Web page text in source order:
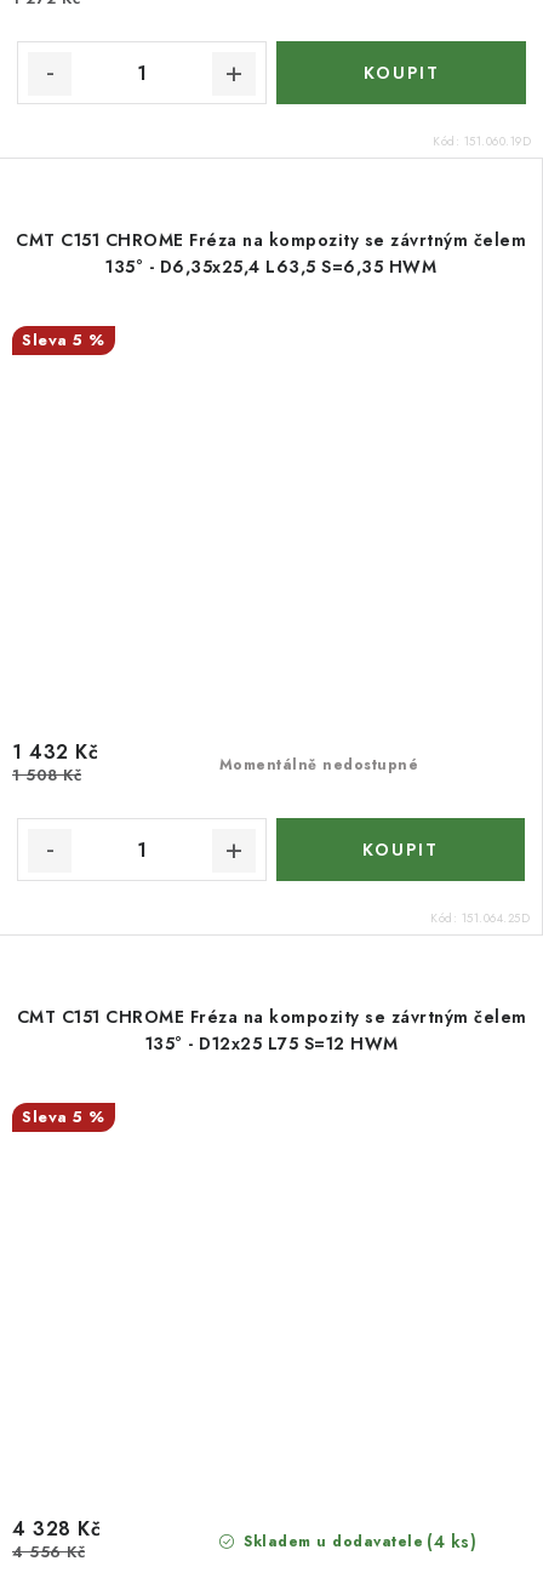
Kód: 151.060.19D
CMT C151 CHROME Fréza na kompozity se závrtným čelem
135° - D6,35x25,4 L63,5 S=6,35 HWM
5 %
Momentálně nedostupné
1 432 Kč
1 508 Kč
Kód: 151.064.25D
CMT C151 CHROME Fréza na kompozity se závrtným čelem
135° - D12x25 L75 S=12 HWM
5 %
Skladem u dodavatele (4 ks)
4 328 Kč
4 556 Kč